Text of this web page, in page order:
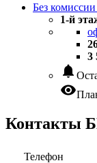
Без комиссии
1-й
3
notifications
visibility
Контакты
Телефон